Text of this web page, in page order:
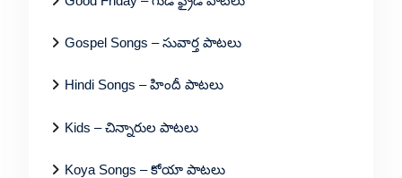
Gospel Songs – సువార్త పాటలు
Hindi Songs – హిందీ పాటలు
Kids – చిన్నారుల పాటలు
Koya Songs – కోయా పాటలు